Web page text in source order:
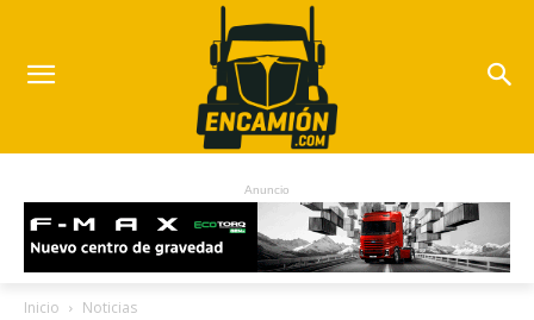
Anuncio
Inicio Noticias